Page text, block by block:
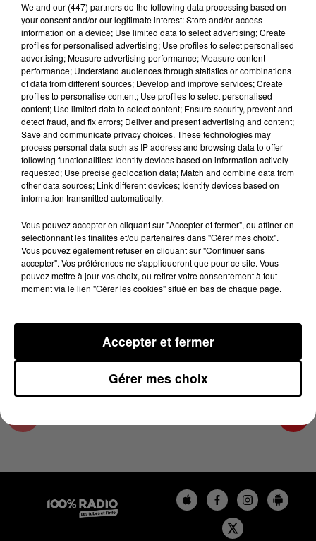
Lecture (2 min 22 sec)
100%
100% Radio les infos de l'Aude
14 juin 2024 - 2 min 22 sec
LES INFOS DE L'AUDE DU 14/06/2024 À
11H00
Les infos de l'Aude
We and our (447) partnersdo the following data processing based on
your consent and/or our legitimate interest: Store and/or access
information on a device; Use limited data to select advertising; Create
profiles for personalised advertising; Use profiles to select personalised
advertising; Measure advertising performance; Measure content
performance; Understand audiences through statistics or combinations
of data from different sources; Develop and improve services; Create
profiles to personalise content; Use profiles to select personalised
content; Use limited data to select content; Ensure security, prevent and
detect fraud, and fix errors; Deliver and present advertising and content;
Save and communicate privacy choices. These technologies may
process personal data such as IP address and browsing data to offer
following functionalities: Identify devices based on information actively
requested; Use precise geolocation data; Match and combine data from
other data sources; Link different devices; Identify devices based on
information transmitted automatically.
Vous pouvez accepter en cliquant sur "Accepter et fermer", ou affiner en
sélectionnant les finalités et/ou partenaires dans "Gérer mes choix".
Vous pouvez également refuser en cliquant sur "Continuer sans
accepter". Vos préférences ne s'appliqueront que pour ce site. Vous
pouvez mettre à jour vos choix, ou retirer votre consentement à tout
moment via le lien "Gérer les cookies" situé en bas de chaque page.
Gérer mes choix
Accepter et fermer